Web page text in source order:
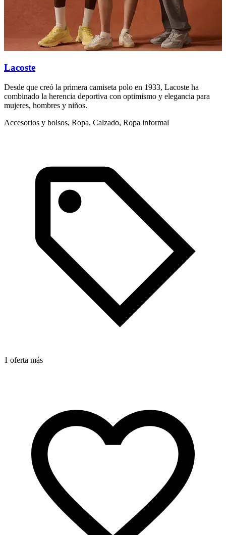
Lacoste
Desde que creó la primera camiseta polo en 1933, Lacoste ha
combinado la herencia deportiva con optimismo y elegancia para
mujeres, hombres y niños.
Accesorios y bolsos, Ropa, Calzado, Ropa informal
1 oferta más